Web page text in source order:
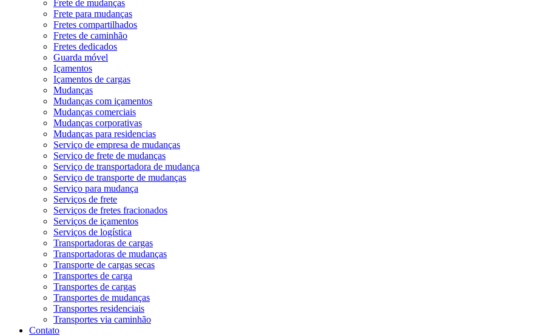
Frete de mudanças
Frete para mudanças
Fretes compartilhados
Fretes de caminhão
Fretes dedicados
Guarda móvel
Içamentos
Içamentos de cargas
Mudanças
Mudanças com içamentos
Mudanças comerciais
Mudanças corporativas
Mudanças para residencias
Serviço de empresa de mudanças
Serviço de frete de mudanças
Serviço de transportadora de mudança
Serviço de transporte de mudanças
Serviço para mudança
Serviços de frete
Serviços de fretes fracionados
Serviços de içamentos
Serviços de logística
Transportadoras de cargas
Transportadoras de mudanças
Transporte de cargas secas
Transportes de carga
Transportes de cargas
Transportes de mudanças
Transportes residenciais
Transportes via caminhão
Contato